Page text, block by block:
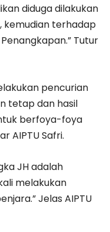
diduga dilakukan
kemudian terhadap
Tutur
pencurian
tetap dan hasil
berfoya-foya
AIPTU Safri.
JH adalah
melakukan
Jelas AIPTU